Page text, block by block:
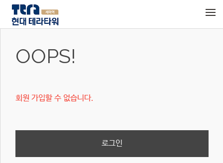
OOPS!
회원 가입할 수 없습니다.
로그인